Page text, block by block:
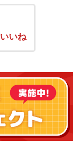
いいね